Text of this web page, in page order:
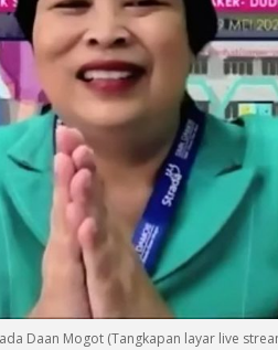
Daan Mogot (Tangkapan layar live